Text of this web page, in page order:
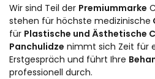
Wir sind Teil der Premiummarke
stehen für höchste medizinische
für Plastische und Ästhetische
Panchulidze nimmt sich Zeit für
Erstgespräch und führt Ihre
professionell durch.